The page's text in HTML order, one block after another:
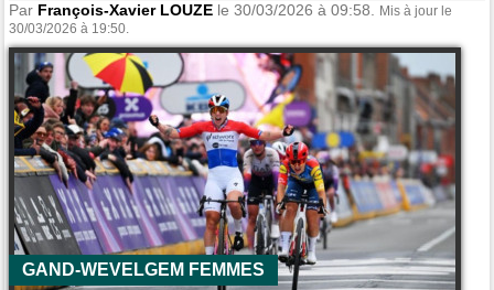
Par François-Xavier LOUZE le 30/03/2026 à 09:58.
Mis à jour le
30/03/2026 à 19:50.
GAND-WEVELGEM FEMMES